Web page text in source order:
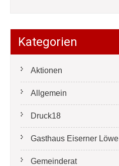
Kategorien
Aktionen
Allgemein
Druck18
Gasthaus Eiserner Löwe
Gemeinderat